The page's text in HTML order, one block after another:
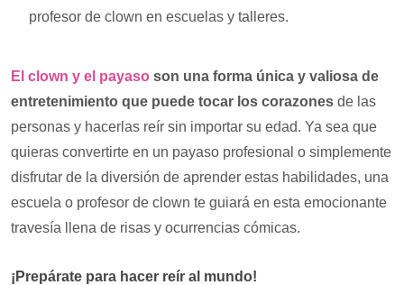
profesor de clown en escuelas y talleres.
El clown y el payaso son una forma única y valiosa de
entretenimiento que puede tocar los corazones de las
personas y hacerlas reír sin importar su edad. Ya sea que
quieras convertirte en un payaso profesional o simplemente
disfrutar de la diversión de aprender estas habilidades, una
escuela o profesor de clown te guiará en esta emocionante
travesía llena de risas y ocurrencias cómicas.
¡Prepárate para hacer reír al mundo!